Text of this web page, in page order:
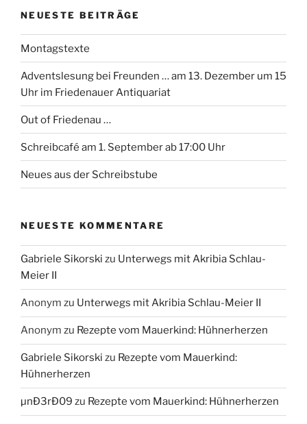
NEUESTE BEITRÄGE
Montagstexte
Adventslesung bei Freunden … am 13. Dezember um 15
Uhr im Friedenauer Antiquariat
Out of Friedenau …
Schreibcafé am 1. September ab 17:00 Uhr
Neues aus der Schreibstube
NEUESTE KOMMENTARE
Gabriele Sikorski zu Unterwegs mit Akribia Schlau-
Meier II
Anonym zu Unterwegs mit Akribia Schlau-Meier II
Anonym zu Rezepte vom Mauerkind: Hühnerherzen
Gabriele Sikorski zu Rezepte vom Mauerkind:
Hühnerherzen
µnÐ3rÐ09 zu Rezepte vom Mauerkind: Hühnerherzen